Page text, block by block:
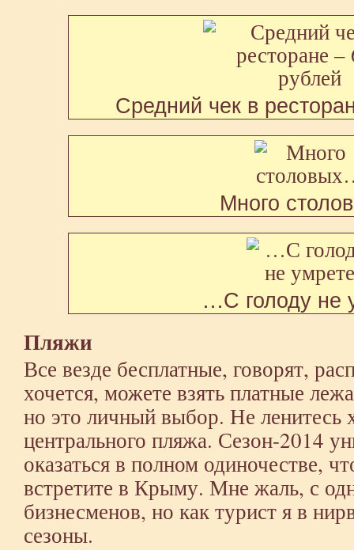
Средний чек в
Много
…С голоду не
Пляжи
Все везде бесплатные, говорят,
хочется, можете взять платные
но это личный выбор. Не ленитесь
центрального пляжа. Сезон-2014
оказаться в полном одиночестве,
встретите в Крыму. Мне жаль, с
бизнесменов, но как турист я в
сезоны.